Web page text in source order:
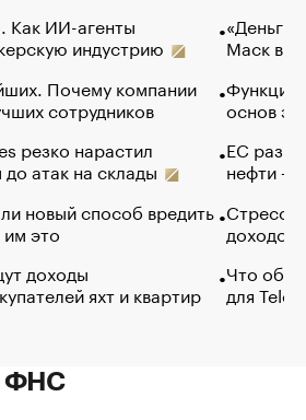
Как ИИ-агенты
индустрию
Почему компании
сотрудников
резко нарастил
атак на склады
новый способ вредить
это
доходы
яхт и квартир
«Деньги
Маск в
Функции
основ
ЕС
нефти —
Стресс
доходов
Что
для
ФНС